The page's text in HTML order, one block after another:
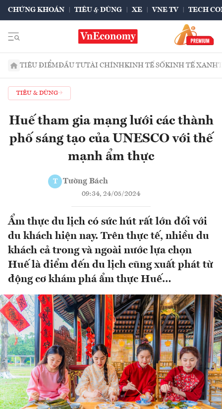
CHỨNG KHOÁN TIÊU & DÙNG XE VNE TV TECH
TIÊU ĐIỂMĐẦU TƯTÀI CHÍNHKINH TẾ SỐKINH TẾ XANH
TIÊU & DÙNG
Huế tham gia mạng lưới các thành
phố sáng tạo của UNESCO với thế
mạnh ẩm thực
T Tường Bách
09:34, 24/05/2024
Ẩm thực du lịch có sức hút rất lớn đối với
du khách hiện nay. Trên thực tế, nhiều du
khách cả trong và ngoài nước lựa chọn
Huế là điểm đến du lịch cũng xuất phát từ
động cơ khám phá ẩm thực Huế…